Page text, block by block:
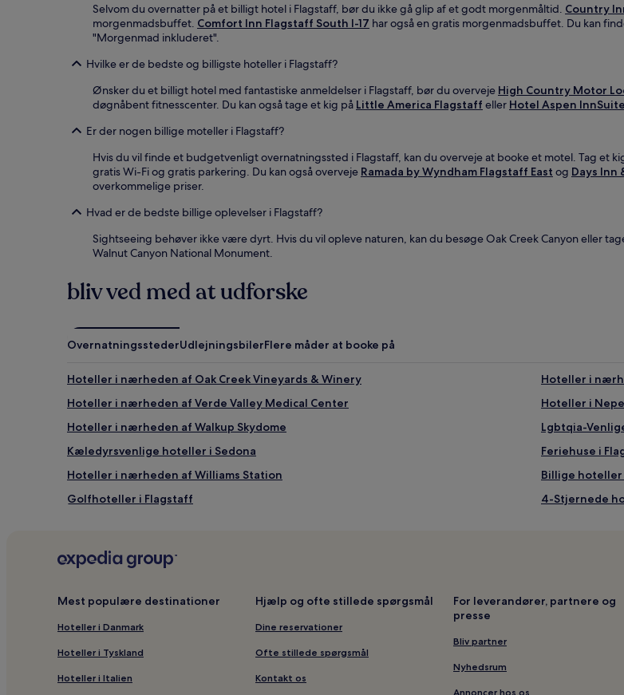
Selvom du overnatter på et billigt hotel i Flagstaff, bør du ikke gå glip af et godt morgenmåltid. Country
morgenmadsbuffet. Comfort Inn Flagstaff South I-17 har også en gratis morgenmadsbuffet. Du kan
"Morgenmad inkluderet".
Hvilke er de bedste og billigste hoteller i Flagstaff?
Ønsker du et billigt hotel med fantastiske anmeldelser i Flagstaff, bør du overveje High Country Motor
døgnåbent fitnesscenter. Du kan også tage et kig på Little America Flagstaff eller Hotel Aspen
Er der nogen billige moteller i Flagstaff?
Hvis du vil finde et budgetvenligt overnatningssted i Flagstaff, kan du overveje at booke et motel. Tag et
gratis Wi-Fi og gratis parkering. Du kan også overveje Ramada by Wyndham Flagstaff East og Days Inn
overkommelige priser.
Hvad er de bedste billige oplevelser i Flagstaff?
Sightseeing behøver ikke være dyrt. Hvis du vil opleve naturen, kan du besøge Oak Creek Canyon eller
Walnut Canyon National Monument.
bliv ved med at udforske
OvernatningsstederUdlejningsbilerFlere måder at booke på
Hoteller i nærheden af Oak Creek Vineyards & Winery
Hoteller i
Hoteller i nærheden af Verde Valley Medical Center
Hoteller i
Hoteller i nærheden af Walkup Skydome
Lgbtqia-
Kæledyrsvenlige hoteller i Sedona
Feriehuse i
Hoteller i nærheden af Williams Station
Billige
Golfhoteller i Flagstaff
4-Stjernede
Hoteller i Valle
Hoteller i nærheden af Forest Highlands Golf Club
Hoteller i
Mest populære destinationer
Hoteller i Danmark
Hoteller i Tyskland
Hoteller i Italien
Hjælp og ofte stillede spørgsmål
Dine reservationer
Ofte stillede spørgsmål
Kontakt os
For leverandører, partnere og
presse
Bliv partner
Nyhedsrum
Annoncer hos os